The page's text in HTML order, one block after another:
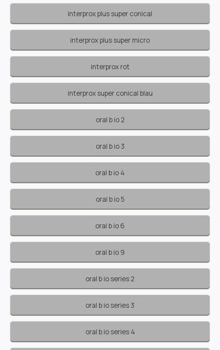
interprox plus super conical
interprox plus super micro
interprox rot
interprox super conical blau
oral b io 2
oral b io 3
oral b io 4
oral b io 5
oral b io 6
oral b io 9
oral b io series 2
oral b io series 3
oral b io series 4